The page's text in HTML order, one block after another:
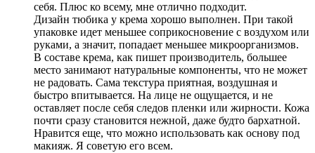
себя. Плюс ко всему, мне отлично подходит.
Дизайн тюбика у крема хорошо выполнен. При такой
упаковке идет меньшее соприкосновение с воздухом или
руками, а значит, попадает меньшее микроорганизмов.
В составе крема, как пишет производитель, большее
место занимают натуральные компоненты, что не может
не радовать. Сама текстура приятная, воздушная и
быстро впитывается. На лице не ощущается, и не
оставляет после себя следов пленки или жирности. Кожа
почти сразу становится нежной, даже будто бархатной.
Нравится еще, что можно использовать как основу под
макияж. Я советую его всем.